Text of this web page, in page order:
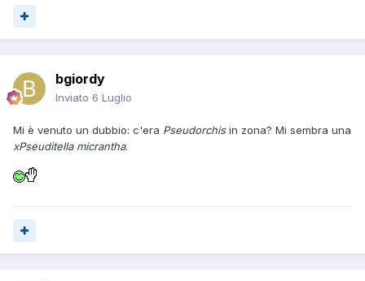
bgiordy
Inviato 6 Luglio
Mi è venuto un dubbio: c'era Pseudorchisin zona? Mi sembra una
xPseuditella micrantha.